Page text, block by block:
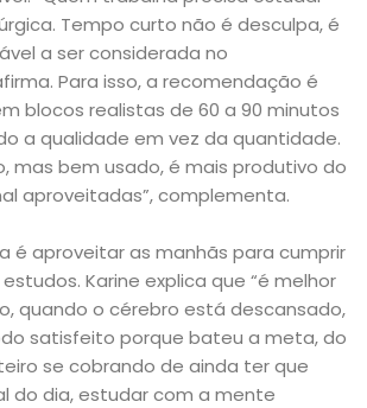
Tempo curto não é desculpa, é
a ser considerada no
Para isso, a recomendação é
blocos realistas de 60 a 90 minutos
a qualidade em vez da quantidade.
mas bem usado, é mais produtivo do
aproveitadas”, complementa.
é aproveitar as manhãs para cumprir
Karine explica que “é melhor
quando o cérebro está descansado,
satisfeito porque bateu a meta, do
se cobrando de ainda ter que
do dia, estudar com a mente